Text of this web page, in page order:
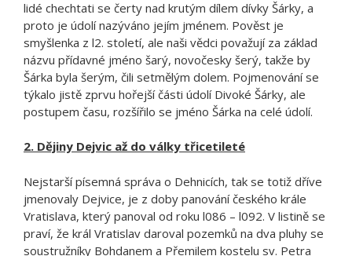
lidé chechtati se čerty nad krutým dílem dívky Šárky, a
proto je údolí nazýváno jejím jménem. Pověst je
smyšlenka z l2. století, ale naši vědci považují za základ
názvu přídavné jméno šarý, novočesky šerý, takže by
Šárka byla šerým, čili setmělým dolem. Pojmenování se
týkalo jistě zprvu hořejší části údolí Divoké Šárky, ale
postupem času, rozšířilo se jméno Šárka na celé údolí.
2. Dějiny Dejvic až do války třicetileté
Nejstarší písemná správa o Dehnicích, tak se totiž dříve
jmenovaly Dejvice, je z doby panování českého krále
Vratislava, který panoval od roku l086 – l092. V listině se
praví, že král Vratislav daroval pozemků na dva pluhy se
soustružníky Bohdanem a Přemilem kostelu sv. Petra